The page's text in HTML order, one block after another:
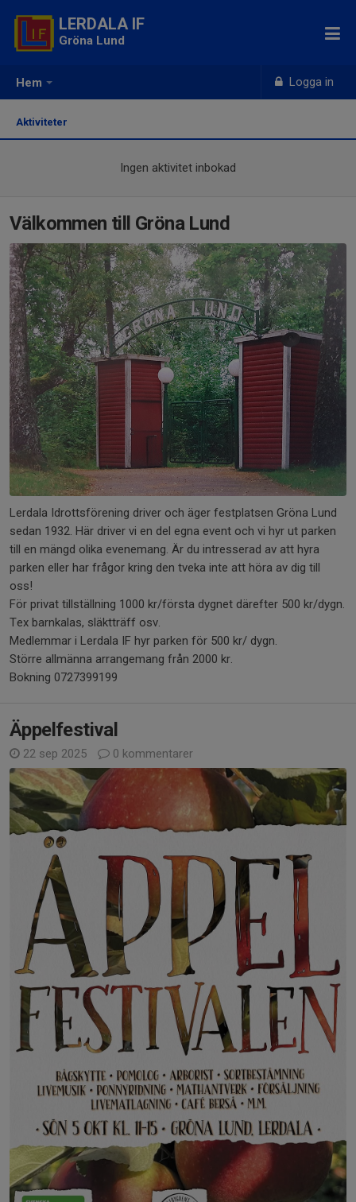
Hem Logga in
LERDALA IF
Gröna Lund
Aktiviteter
Ingen aktivitet inbokad
Välkommen till Gröna Lund
Lerdala Idrottsförening driver och äger festplatsen Gröna Lund
sedan 1932. Här driver vi en del egna event och vi hyr ut parken
till en mängd olika evenemang. Är du intresserad av att hyra
parken eller har frågor kring den tveka inte att höra av dig till
oss!
För privat tillställning 1000 kr/första dygnet därefter 500 kr/dygn.
Tex barnkalas, släktträff osv.
Medlemmar i Lerdala IF hyr parken för 500 kr/ dygn.
Större allmänna arrangemang från 2000 kr.
Bokning 0727399199
Äppelfestival
22 sep 2025 0 kommentarer